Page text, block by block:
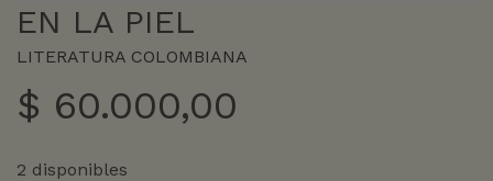
EN LA PIEL
LITERATURA COLOMBIANA
$ 60.000,00
2 disponibles